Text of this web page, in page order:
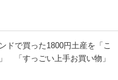
ドで買った1800円土産を「こ
「すっごい上手お買い物」